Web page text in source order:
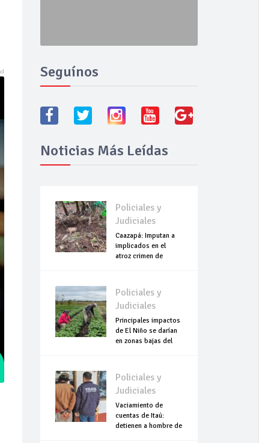
Seguínos
Noticias Más Leídas
Policiales y
Judiciales
Caazapá: Imputan a
implicados en el
atroz crimen de
Policiales y
Judiciales
Principales impactos
de El Niño se darían
en zonas bajas del
Policiales y
Judiciales
Vaciamiento de
cuentas de Itaú:
detienen a hombre de